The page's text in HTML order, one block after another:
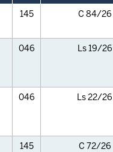
145
C 84/26
046 Ls 19/26
046 Ls 22/26
145 C 72/26